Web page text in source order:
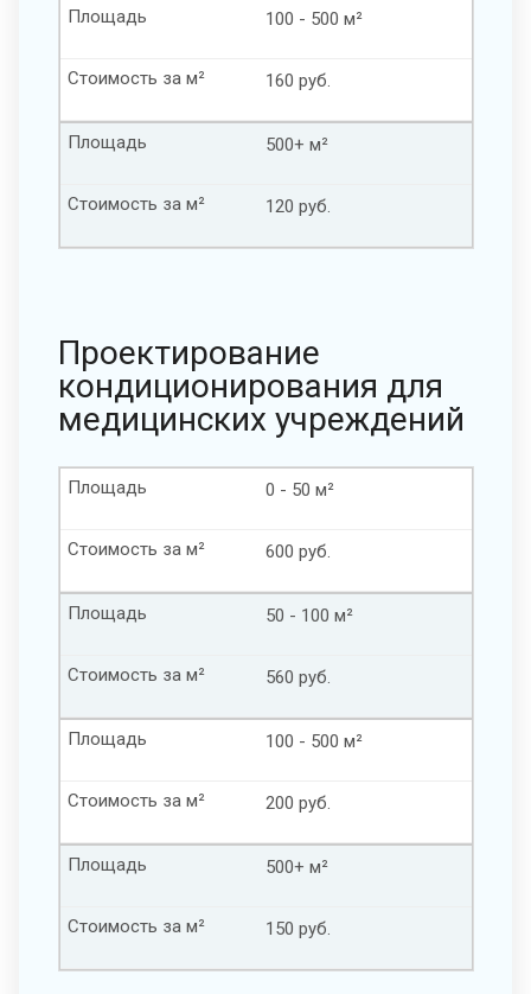
100 - 500 м²
Площадь
160 руб.
Стоимость за м²
500+ м²
Площадь
120 руб.
Стоимость за м²
Проектирование
кондиционирования для
медицинских учреждений
0 - 50 м²
Площадь
600 руб.
Стоимость за м²
50 - 100 м²
Площадь
560 руб.
Стоимость за м²
100 - 500 м²
Площадь
200 руб.
Стоимость за м²
500+ м²
Площадь
150 руб.
Стоимость за м²